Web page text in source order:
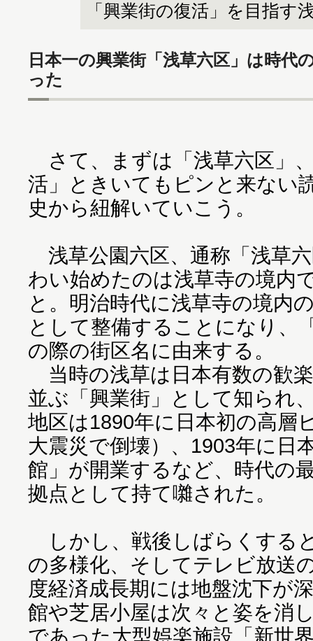
「興業街の復活」を目指す
日本一の興業街「浅草六区」は時代
った
さて、まずは「浅草六区」
活」ときいてもピンと来ない
史から紐解いていこう。
浅草公園六区、通称「浅草
わい始めたのは浅草寺の境内
と。明治時代に浅草寺の境内
として整備することになり、
の際の街区名に由来する。
当時の浅草は日本有数の歓
並ぶ「興業街」として知られ
地区は1890年に日本初の高層
大震災で倒壊）、1903年に日
館」が開業するなど、時代の
拠点として持て囃された。
しかし、戦後しばらくする
の多様化、そしてテレビ放送
度経済成長期には地盤沈下が
館や芝居小屋は次々と姿を消
であった大型娯楽施設「新世